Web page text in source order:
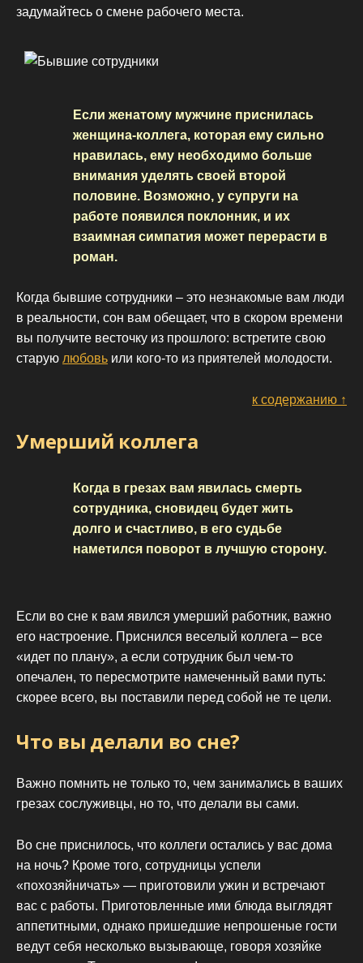
задумайтесь о смене рабочего места.
Если женатому мужчине приснилась
женщина-коллега, которая ему сильно
нравилась, ему необходимо больше
внимания уделять своей второй
половине. Возможно, у супруги на
работе появился поклонник, и их
взаимная симпатия может перерасти в
роман.
Когда бывшие сотрудники – это незнакомые вам люди
в реальности, сон вам обещает, что в скором времени
вы получите весточку из прошлого: встретите свою
старую любовь или кого-то из приятелей молодости.
к содержанию ↑
Умерший коллега
Когда в грезах вам явилась смерть
сотрудника, сновидец будет жить
долго и счастливо, в его судьбе
наметился поворот в лучшую сторону.
Если во сне к вам явился умерший работник, важно
его настроение. Приснился веселый коллега – все
«идет по плану», а если сотрудник был чем-то
опечален, то пересмотрите намеченный вами путь:
скорее всего, вы поставили перед собой не те цели.
Что вы делали во сне?
Важно помнить не только то, чем занимались в ваших
грезах сослуживцы, но то, что делали вы сами.
Во сне приснилось, что коллеги остались у вас дома
на ночь? Кроме того, сотрудницы успели
«похозяйничать» — приготовили ужин и встречают
вас с работы. Приготовленные ими блюда выглядят
аппетитными, однако пришедшие непрошеные гости
ведут себя несколько вызывающе, говоря хозяйке